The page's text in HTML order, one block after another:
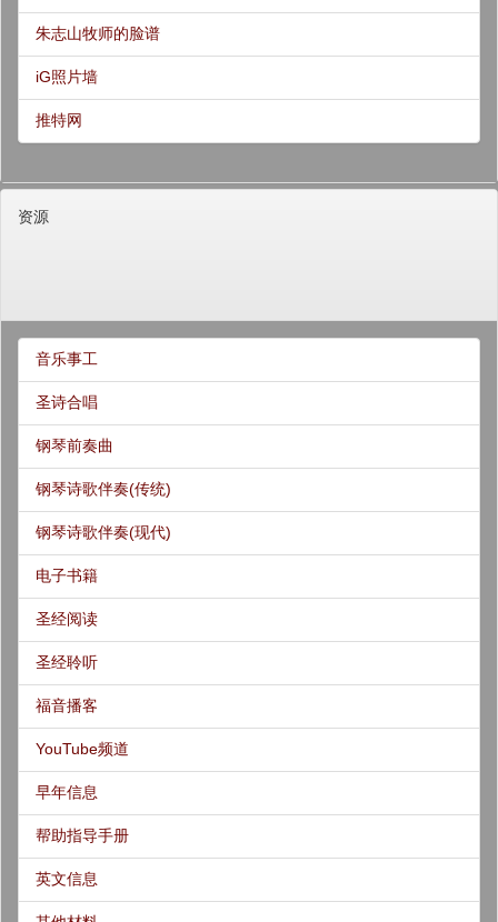
朱志山牧师的脸谱
iG照片墙
推特网
资源
音乐事工
圣诗合唱
钢琴前奏曲
钢琴诗歌伴奏(传统)
钢琴诗歌伴奏(现代)
电子书籍
圣经阅读
圣经聆听
福音播客
YouTube频道
早年信息
帮助指导手册
英文信息